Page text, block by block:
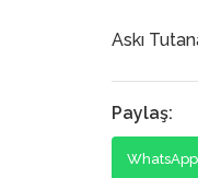
Askı
Paylaş:
WhatsApp